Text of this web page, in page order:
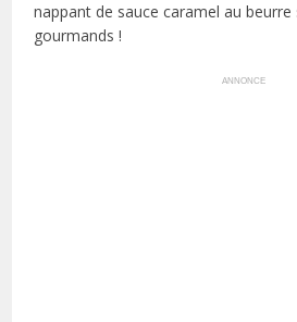
nappant de sauce caramel au beurre
gourmands !
ANNONCE